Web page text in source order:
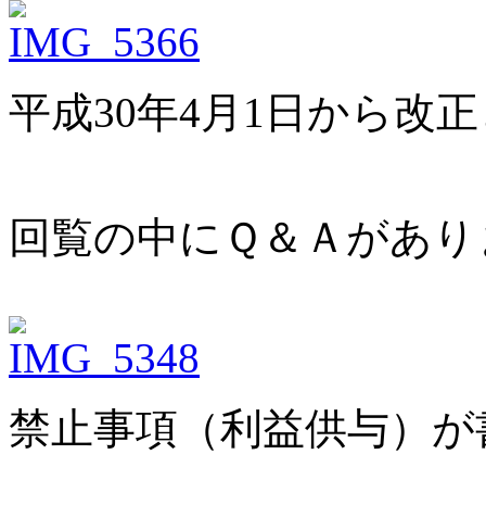
平成30年4月1日から改
回覧の中にＱ＆Ａがあ
禁止事項（利益供与）